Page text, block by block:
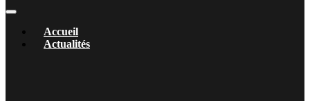
Accueil
Actualités